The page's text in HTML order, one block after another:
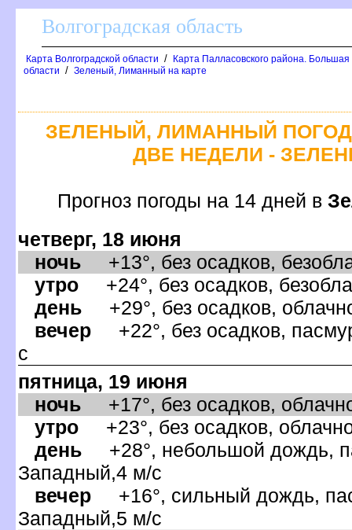
олгоградская область
Карта Волгоградской области /
Карта Палласовского района.
области / Зеленый, Лиманный на карте
ЗЕЛЕНЫЙ, ЛИМАННЫЙ
ДВЕ НЕДЕЛИ -
Прогноз погоды на 14 дней
четверг, 18 июня
ночь +13°, без осадков,
утро +24°, без осадков,
день +29°, без осадков,
ечер +22°, без осадков,
с
пятница, 19 июня
ночь +17°, без осадков,
утро +23°, без осадков,
день +28°, небольшой дождь,
Западный,4 м/с
ечер +16°, сильный дождь,
Западный,5 м/с